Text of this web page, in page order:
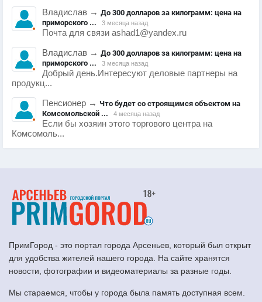
Владислав → До 300 долларов за килограмм: цена на
приморского ...
3 месяца назад
Почта для связи ashad1@yandex.ru
Владислав → До 300 долларов за килограмм: цена на
приморского ...
3 месяца назад
Добрый день.Интересуют деловые партнеры на
продукц...
Пенсионер → Что будет со строящимся объектом на
Комсомольской ...
4 месяца назад
Если бы хозяин этого торгового центра на
Комсомоль...
ПримГород - это портал города Арсеньев, который был открыт
для удобства жителей нашего города. На сайте хранятся
новости, фотографии и видеоматериалы за разные годы.
Мы стараемся, чтобы у города была память доступная всем.